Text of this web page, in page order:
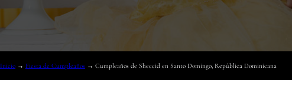
Inicio → Fiesta de Cumpleaños → Cumpleaños de Sheccid en Santo Domingo, República Dominicana